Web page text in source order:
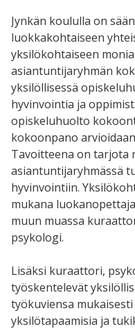
Jynkän koululla on
luokkakohtaiseen
yksilökohtaiseen
asiantuntijaryhmän
yksilöllisessä
hyvinvointia ja
opiskeluhuolto
kokoonpano
Tavoitteena on tarjota
asiantuntijaryhmässä
hyvinvointiin.
mukana
muun muassa
psykologi.
Lisäksi kuraattori,
työskentelevät
työkuviensa
yksilötapaamisia ja